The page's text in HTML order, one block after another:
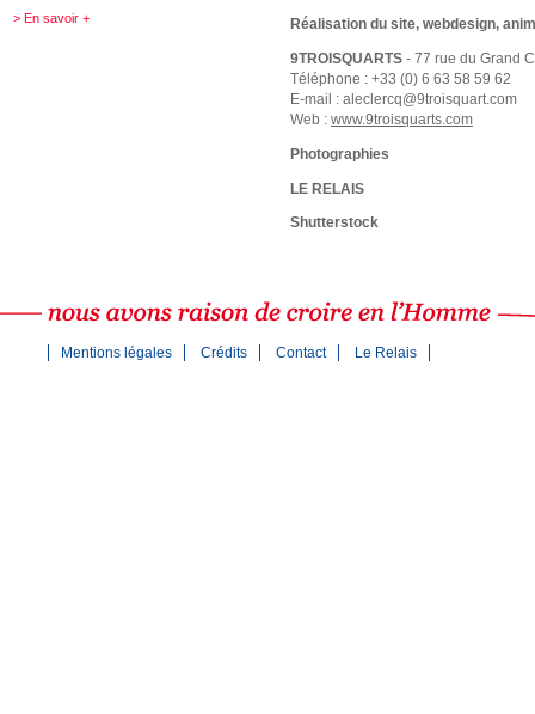
> En savoir + Réalisation du site, webdesign,
9TROISQUARTS - 77 rue du Grand
Téléphone : +33 (0) 6 63 58 59 62
E-mail : aleclercq@9troisquart.com
Web : www.9troisquarts.com
Photographies
LE RELAIS
Shutterstock
Mentions légales Crédits Contact Le Relais